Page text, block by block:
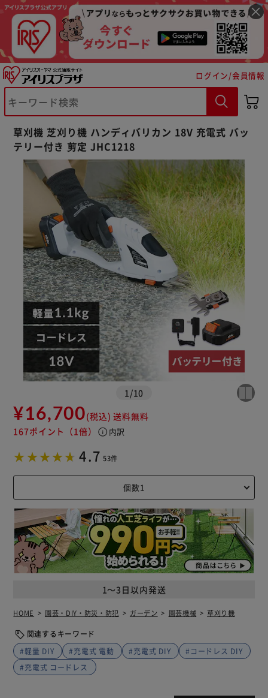
ログイン/会員情報
草刈機 芝刈り機 ハンディバリカン 18V 充電式 バッ
テリー付き 剪定 JHC1218
1 /10
¥16,700(税込) 送料無料
167ポイント （1倍） info 内訳
4.7 53件
1～3日以内発送
HOME 園芸・DIY・防災・防犯 ガーデン 園芸機械 草刈り機
関連するキーワード
#軽量 DIY
#充電式 電動 #充電式 DIY
#コードレス DIY
#充電式 コードレス
※ご確認ください